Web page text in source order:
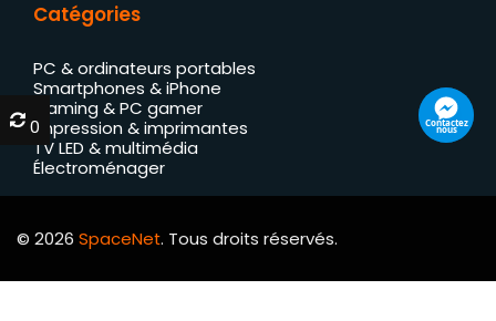
Catégories
PC & ordinateurs portables
Smartphones & iPhone
Gaming & PC gamer
Impression & imprimantes
TV LED & multimédia
Électroménager
© 2026 SpaceNet. Tous droits réservés.
Contactez
nous
0
0